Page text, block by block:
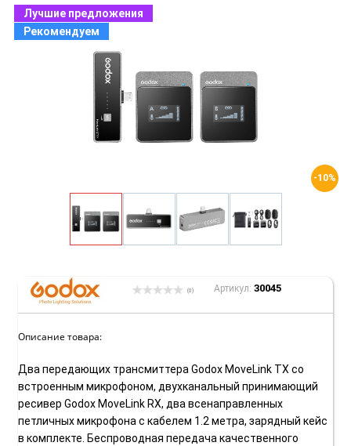
Лучшие предложения
Рекомендуем
-10%
(0) Артикул: 30045
Описание товара:
Два передающих трансмиттера Godox MoveLink TX со
встроенным микрофоном, двухканальный принимающий
ресивер Godox MoveLink RX, два всенаправленных
петличных микрофона с кабелем 1.2 метра, зарядный кейс
в комплекте. Беспроводная передача качественного